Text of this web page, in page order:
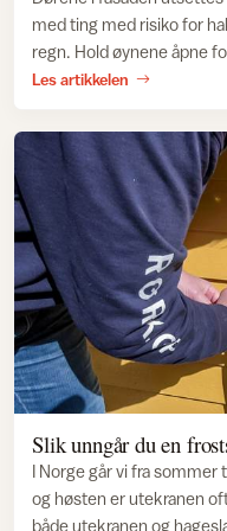
med ting med risiko for
regn. Hold øynene åpne
råte i treverket.
Les artikkelen
Slik unngår du en
I Norge går vi fra sommer
og høsten er utekranen
både utekranen og